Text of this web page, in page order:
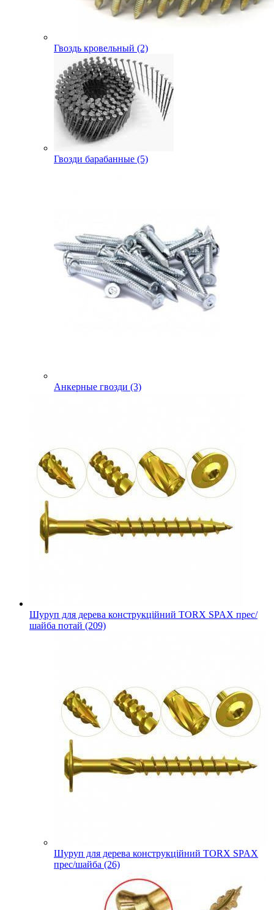
Гвоздь кровельный (2)
Гвозди барабанные (5)
Анкерные гвозди (3)
Шуруп для дерева конструкційний TORX SPAX прес/
шайба потай (209)
Шуруп для дерева конструкційний TORX SPAX
прес/шайба (26)